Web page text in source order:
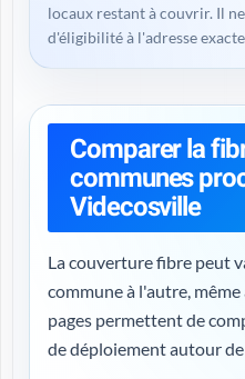
locaux restant à couvrir. Il
d'éligibilité à l'adresse
Comparer la
communes
Videcosville
La couverture fibre peut
commune à l'autre,
pages permettent de
de déploiement autour